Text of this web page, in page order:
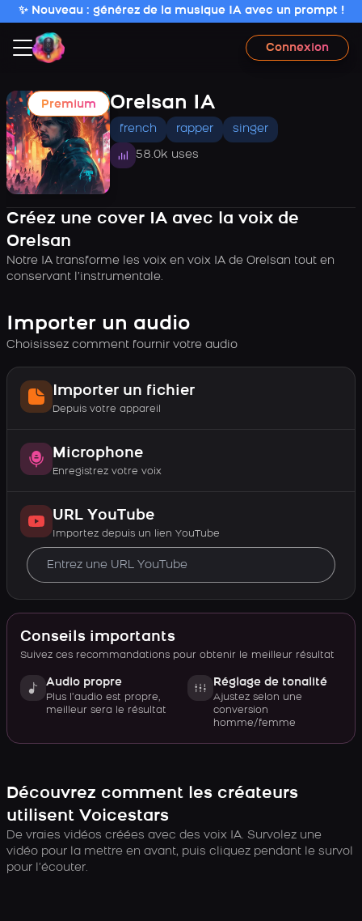
✨ Nouveau : générez de la musique IA avec un prompt !
Connexion
Premium Orelsan IA
french rapper singer
58.0k uses
Créez une cover IA avec la voix de
Orelsan
Notre IA transforme les voix en voix IA de Orelsan tout en
conservant l’instrumentale.
Importer un audio
Choisissez comment fournir votre audio
Importer un fichier
Depuis votre appareil
Microphone
Enregistrez votre voix
URL YouTube
Importez depuis un lien YouTube
Conseils importants
Suivez ces recommandations pour obtenir le meilleur résultat
Audio propre
Plus l’audio est propre,
meilleur sera le résultat
Réglage de tonalité
Ajustez selon une
conversion
homme/femme
Découvrez comment les créateurs
utilisent Voicestars
De vraies vidéos créées avec des voix IA. Survolez une
vidéo pour la mettre en avant, puis cliquez pendant le survol
pour l’écouter.